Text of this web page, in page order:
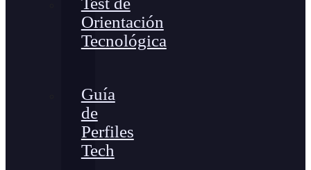
Orientación
Tecnológica
Guía
de
Perfiles
Tech